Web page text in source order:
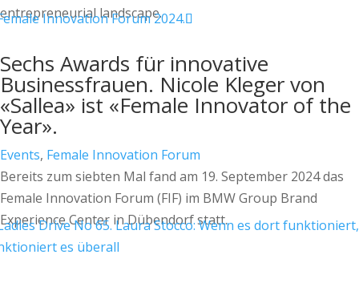
entrepreneurial landscape.
Sechs Awards für innovative
Businessfrauen. Nicole Kleger von
«Sallea» ist «Female Innovator of the
Year».
Events, Female Innovation Forum
Bereits zum siebten Mal fand am 19. September 2024 das
Female Innovation Forum (FIF) im BMW Group Brand
Experience Center in Dübendorf statt.